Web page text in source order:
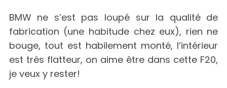
BMW ne s’est pas loupé sur la qualité de
fabrication (une habitude chez eux), rien ne
bouge, tout est habilement monté, l’intérieur
est très flatteur, on aime être dans cette F20,
je veux y rester!